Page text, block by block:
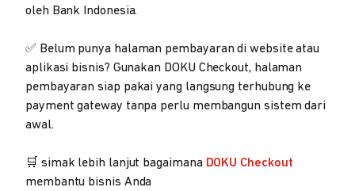
oleh Bank Indonesia.
✅ Belum punya halaman pembayaran di website atau
aplikasi bisnis? Gunakan DOKU Checkout, halaman
pembayaran siap pakai yang langsung terhubung ke
payment gateway tanpa perlu membangun sistem dari
awal.
🛒 simak lebih lanjut bagaimana DOKU Checkout
membantu bisnis Anda